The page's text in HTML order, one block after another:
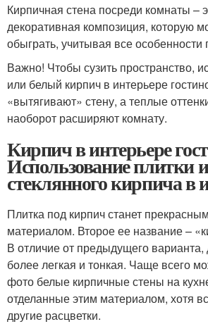
Кирпичная стена посреди комнаты –
декоративная композиция, которую
обыграть, учитывая все
Важно! Чтобы сузить пространство,
или белый кирпич в интерьере
«вытягивают» стену, а теплые
наоборот расширяют комнату.
Кирпич в интерьере
Использование плитки и
стеклянного кирпича в
Плитка под кирпич станет
материалом. Второе ее название –
В отличие от предыдущего варианта,
более легкая и тонкая. Чаще всего
фото белые кирпичные стены на
отделанные этим материалом, хотя
другие расцветки.